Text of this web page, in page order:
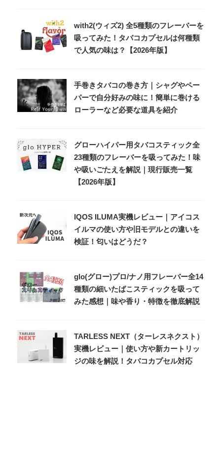
with2(ウィズ2) 全5種類のフレーバーを
吸ってみた！タバコカプセルは何種類
で人気の味は？【2026年版】
手巻きタバコの巻き方｜シャグやペー
パーで自分好みの味に！簡単に巻ける
ローラーなど必要な道具を紹介
グローハイパー用タバコスティック全
23種類のフレーバーを吸ってみた！味
や吸いごたえを解説｜現行販売一覧
【2026年版】
IQOS ILUMA実機レビュー｜アイコス
イルマの使い方や旧モデルとの違いを
検証！匂いはどうだ？
glo(グロー)プロ/ナノ用フレーバー全14
種類の細いたばこスティックを吸って
みた感想｜味や香り・特徴を徹底解説
TARLESS NEXT（ターレスネクスト）
実機レビュー｜使い方や新カートリッ
ジの味を解説！タバコカプセル対応